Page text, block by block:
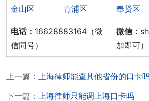
金山区 青浦区 奉贤区
电话： 16628883164（微
信同号）
微信：
加即可）
上一篇：
上海律师能查其他省份的口卡
下一篇：
上海律师只能调上海口卡吗